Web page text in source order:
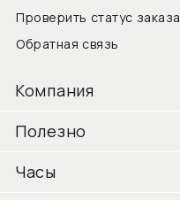
Проверить статус заказа
Обратная связь
Компания
Полезно
Часы